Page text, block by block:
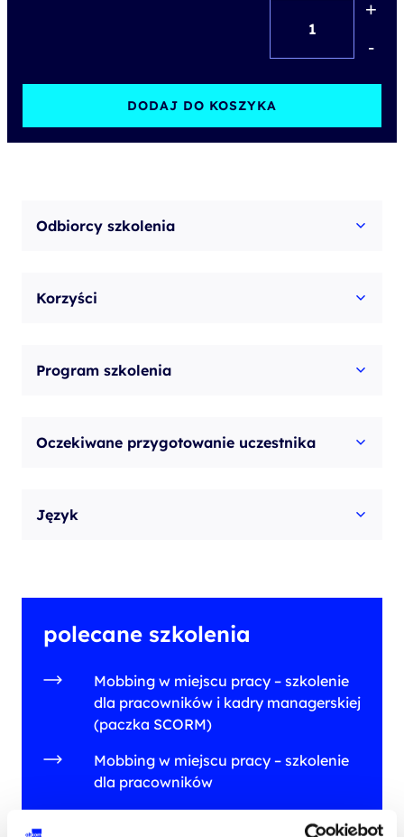
miejscu
pracy
+
-
DODAJ DO KOSZYKA
Odbiorcy szkolenia
Korzyści
Program szkolenia
Oczekiwane przygotowanie uczestnika
Język
polecane szkolenia
Mobbing w miejscu pracy – szkolenie
dla pracowników i kadry managerskiej
(paczka SCORM)
Mobbing w miejscu pracy – szkolenie
dla pracowników